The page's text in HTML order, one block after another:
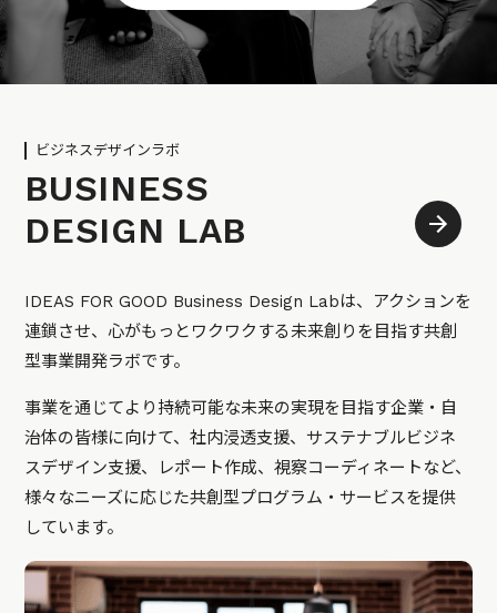
ビジネスデザインラボ
BUSINESS
DESIGN LAB
IDEAS FOR GOOD Business Design Labは、アクションを
連鎖させ、心がもっとワクワクする未来創りを目指す共創
型事業開発ラボです。
事業を通じてより持続可能な未来の実現を目指す企業・自
治体の皆様に向けて、社内浸透支援、サステナブルビジネ
スデザイン支援、レポート作成、視察コーディネートなど、
様々なニーズに応じた共創型プログラム・サービスを提供
しています。